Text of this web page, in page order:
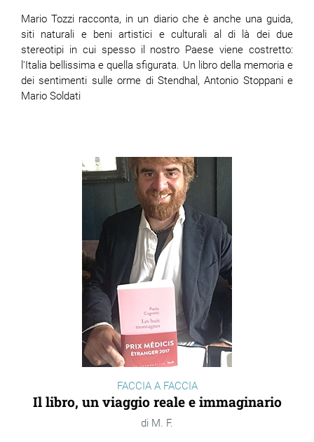
Mario Tozzi racconta, in un diario che è anche una guida,
siti naturali e beni artistici e culturali al di là dei due
stereotipi in cui spesso il nostro Paese viene costretto:
l'Italia bellissima e quella sfigurata. Un libro della memoria e
dei sentimenti sulle orme di Stendhal, Antonio Stoppani e
Mario Soldati
FACCIA A FACCIA
Il libro, un viaggio reale e immaginario
M. F.